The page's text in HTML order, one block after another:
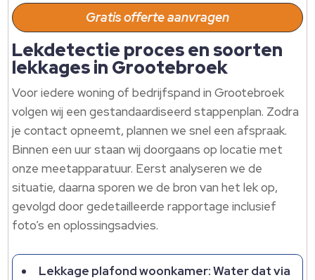
Gratis offerte aanvragen
Lekdetectie proces en soorten
lekkages in Grootebroek
Voor iedere woning of bedrijfspand in Grootebroek
volgen wij een gestandaardiseerd stappenplan.​ Zodra
je contact opneemt, plannen we snel een afspraak.​
Binnen een uur staan wij doorgaans op locatie met
onze meetapparatuur.​ Eerst analyseren we de
situatie, daarna sporen we de bron van het lek op,
gevolgd door gedetailleerde rapportage inclusief
foto’s en oplossingsadvies.​
Lekkage plafond woonkamer: Water dat via